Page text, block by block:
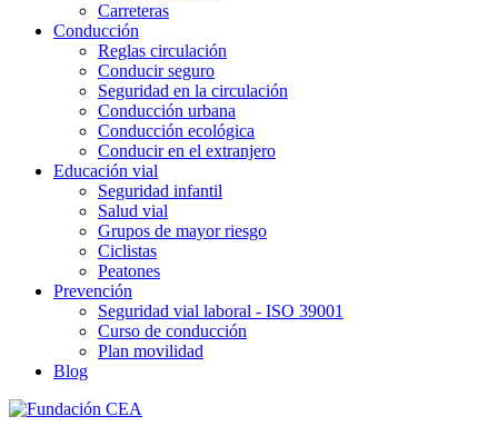
Carreteras
Conducción
Reglas circulación
Conducir seguro
Seguridad en la circulación
Conducción urbana
Conducción ecológica
Conducir en el extranjero
Educación vial
Seguridad infantil
Salud vial
Grupos de mayor riesgo
Ciclistas
Peatones
Prevención
Seguridad vial laboral - ISO 39001
Curso de conducción
Plan movilidad
Blog